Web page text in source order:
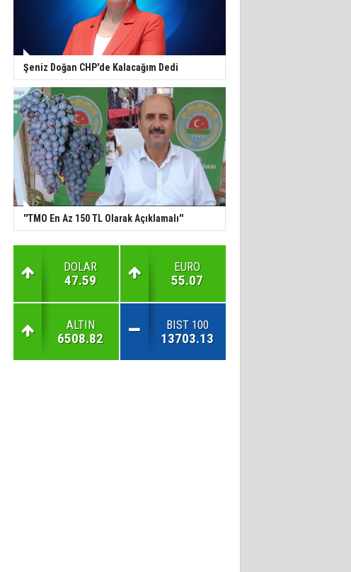
Şeniz Doğan CHP'de Kalacağım Dedi
''TMO En Az 150 TL Olarak Açıklamalı''
DOLAR
47.59
EURO
55.07
ALTIN
6508.82
BIST 100
13703.13